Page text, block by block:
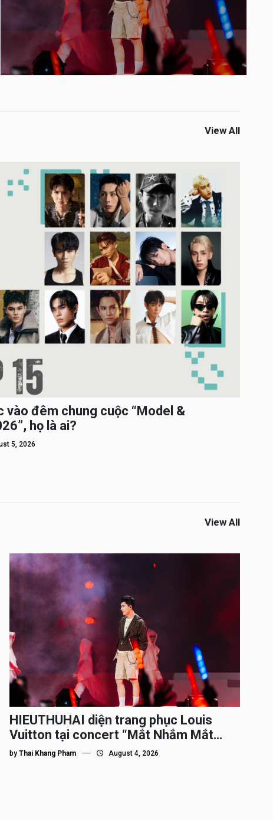
View All
vào đêm chung cuộc “Model &
họ là ai?
5, 2026
View All
HIEUTHUHAI diện trang phục Louis
Vuitton tại concert “Mắt Nhắm Mắt
Mở”
byThai Khang Pham August 4, 2026